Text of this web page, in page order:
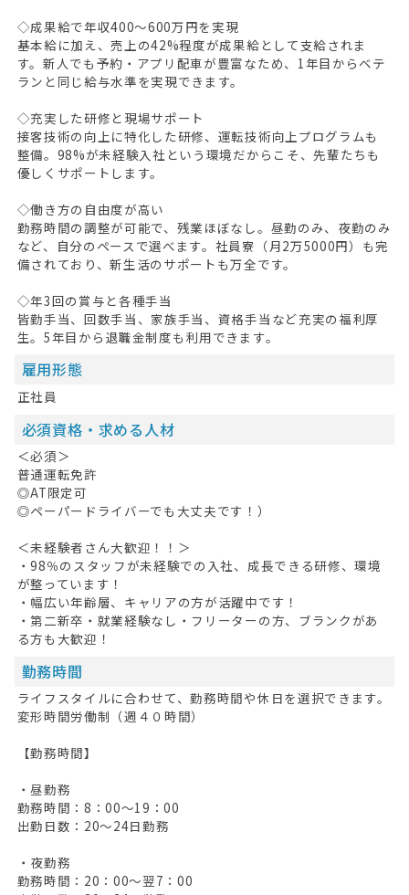
HOME
◇成果給で年収400～600万円を実現
基本給に加え、売上の42%程度が成果給として支給されま
す。新人でも予約・アプリ配車が豊富なため、1年目からベテ
ランと同じ給与水準を実現できます。
◇充実した研修と現場サポート
接客技術の向上に特化した研修、運転技術向上プログラムも
整備。98%が未経験入社という環境だからこそ、先輩たちも
優しくサポートします。
◇働き方の自由度が高い
勤務時間の調整が可能で、残業ほぼなし。昼勤のみ、夜勤のみ
など、自分のペースで選べます。社員寮（月2万5000円）も完
備されており、新生活のサポートも万全です。
◇年3回の賞与と各種手当
皆勤手当、回数手当、家族手当、資格手当など充実の福利厚
生。5年目から退職金制度も利用できます。
雇用形態
正社員
必須資格・求める人材
＜必須＞
普通運転免許
◎AT限定可
◎ペーパードライバーでも大丈夫です！）
＜未経験者さん大歓迎！！＞
・98％のスタッフが未経験での入社、成長できる研修、環境
が整っています！
・幅広い年齢層、キャリアの方が活躍中です！
・第二新卒・就業経験なし・フリーターの方、ブランクがあ
る方も大歓迎！
勤務時間
ライフスタイルに合わせて、勤務時間や休日を選択できます。
変形時間労働制（週４０時間）
【勤務時間】
・昼勤務
勤務時間：8：00～19：00
出勤日数：20～24日勤務
・夜勤務
勤務時間：20：00～翌7：00